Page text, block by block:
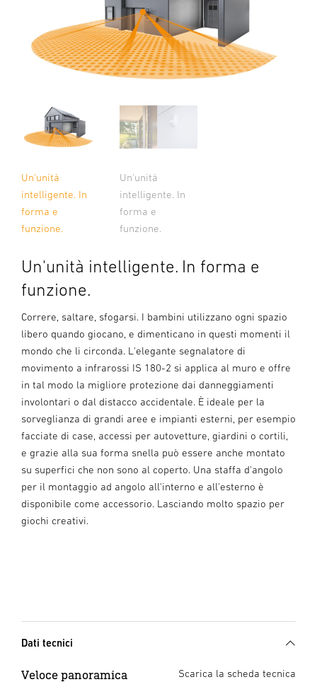
Un'unità
intelligente. In
forma e
funzione.
Un'unità
intelligente. In
forma e
funzione.
Un'unità intelligente. In forma e
funzione.
Correre, saltare, sfogarsi. I bambini utilizzano ogni spazio
libero quando giocano, e dimenticano in questi momenti il
mondo che li circonda. L'elegante segnalatore di
movimento a infrarossi IS 180-2 si applica al muro e offre
in tal modo la migliore protezione dai danneggiamenti
involontari o dal distacco accidentale. È ideale per la
sorveglianza di grandi aree e impianti esterni, per esempio
facciate di case, accessi per autovetture, giardini o cortili,
e grazie alla sua forma snella può essere anche montato
su superfici che non sono al coperto. Una staffa d'angolo
per il montaggio ad angolo all'interno e all'esterno è
disponibile come accessorio. Lasciando molto spazio per
giochi creativi.
Dati tecnici
Veloce panoramica Scarica la scheda tecnica